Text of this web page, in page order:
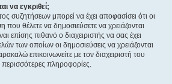
να εγκριθεί;
συζητήσεων μπορεί να έχει αποφασίσει ότι οι
που θέλετε να δημοσιεύσετε να χρειάζονται
επίσης πιθανό ο διαχειριστής να σας έχει
των οποίων οι δημοσιεύσεις να χρειάζονται
επικοινωνείτε με τον διαχειριστή του
πληροφορίες.